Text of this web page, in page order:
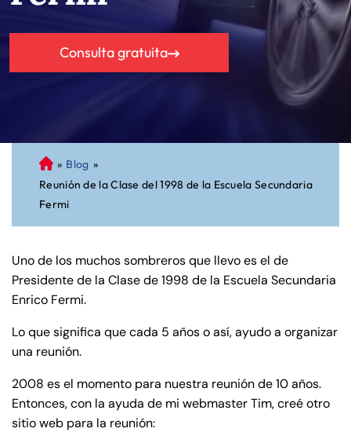
Consulta gratuita
A
bo
ga
do
Pe
rs
on
y
de
C
» Blog »
Reunión de la Clase del 1998 de la Escuela Secundaria
Fermi
Uno de los muchos sombreros que llevo es el de
Presidente de la Clase de 1998 de la Escuela Secundaria
Enrico Fermi.
Lo que significa que cada 5 años o así, ayudo a organizar
una reunión.
2008 es el momento para nuestra reunión de 10 años.
Entonces, con la ayuda de mi webmaster Tim, creé otro
sitio web para la reunión: